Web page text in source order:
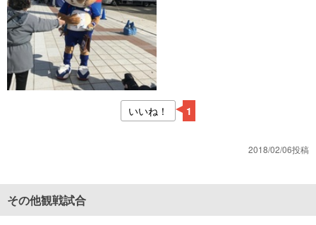
いいね！ 1
2018/02/06投稿
その他観戦試合